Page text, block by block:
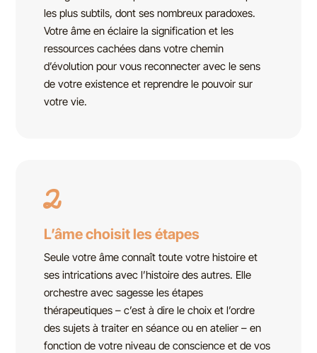
les plus subtils, dont ses nombreux paradoxes.
Votre âme en éclaire la signification et les
ressources cachées dans votre chemin
d’évolution pour vous reconnecter avec le sens
de votre existence et reprendre le pouvoir sur
votre vie.
2
L’âme choisit les étapes
Seule votre âme connaît toute votre histoire et
ses intrications avec l’histoire des autres. Elle
orchestre avec sagesse les étapes
thérapeutiques – c’est à dire le choix et l’ordre
des sujets à traiter en séance ou en atelier – en
fonction de votre niveau de conscience et de vos